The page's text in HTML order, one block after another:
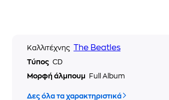
Καλλιτέχνης The Beatles
Τύπος CD
Μορφή άλμπουμ
Full Album
Δες όλα τα χαρακτηριστικά